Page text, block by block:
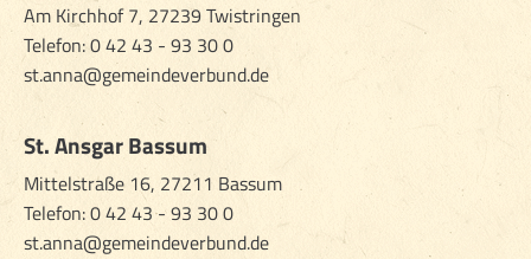
Am Kirchhof 7, 27239 Twistringen
Telefon:0 42 43 - 93 30 0
st.anna@gemeindeverbund.de
St. Ansgar Bassum
Mittelstraße 16, 27211 Bassum
Telefon: 0 42 43 - 93 30 0
st.anna@gemeindeverbund.de